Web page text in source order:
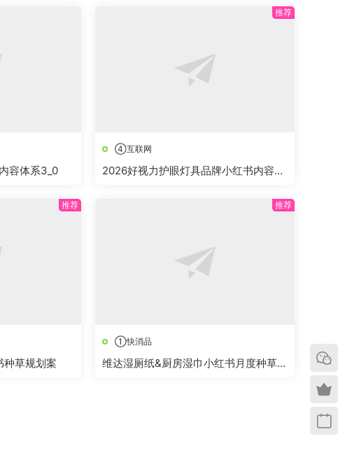
容体系3_0
④互联网
2026好视力护眼灯具品牌小红书内容营
种草规划案
①快消品
维达湿厕纸&厨房湿巾小红书月度种草执